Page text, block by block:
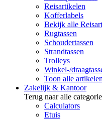
Reisartikelen
Kofferlabels
Bekijk alle
Rugtassen
Schoudertassen
Strandtassen
Trolleys
Winkel-/
Toon alle artikelen
Zakelijk & Kantoor
Terug naar alle
Calculators
Etuis